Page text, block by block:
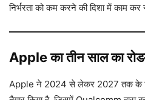
निर्भरता को कम करने की दिशा में काम कर
Apple का तीन साल का
Apple ने 2024 से लेकर 2027 तक के